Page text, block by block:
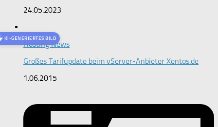
24.05.2023
KI-GENERIERTES BILD
Hosting News
Großes Tarifupdate beim vServer-Anbieter Xentos.de
1.06.2015